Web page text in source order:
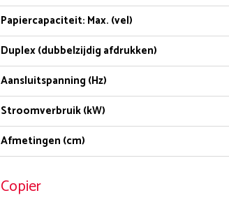
Papiercapaciteit: Max. (vel)
Duplex (dubbelzijdig afdrukken)
Aansluitspanning (Hz)
Stroomverbruik (kW)
Afmetingen (cm)
Copier